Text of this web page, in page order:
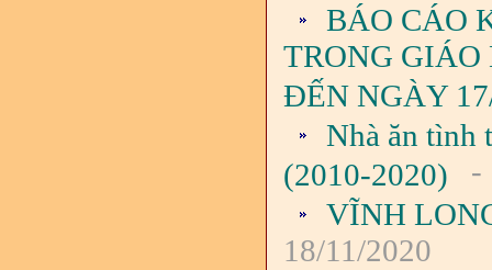
BÁO CÁO
TRONG
ĐẾN NGÀY
Nhà ăn tình
(2010-2020)
-
VĨNH
18/11/2020